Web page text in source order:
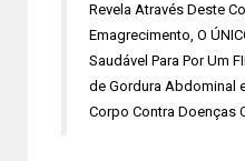
Revela Através Deste
Emagrecimento, O
Saudável Para Por Um
de Gordura Abdominal
Corpo Contra Doenças